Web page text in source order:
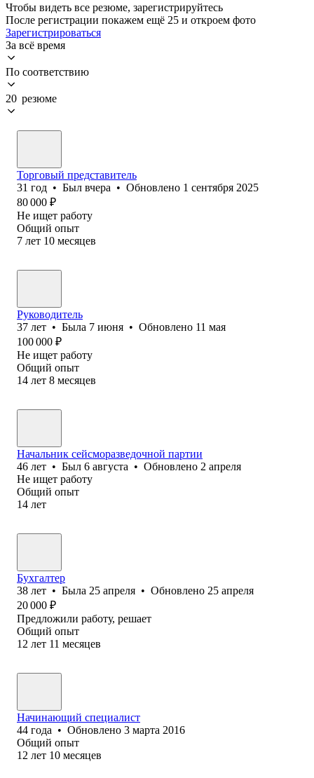
Чтобы видеть все резюме, зарегистрируйтесь
После регистрации покажем ещё 25 и откроем фото
Зарегистрироваться
За всё время
По соответствию
20 резюме
Торговый представитель
31 год • Был вчера • Обновлено 1 сентября 2025
80 000 ₽
Не ищет работу
Общий опыт
7 лет 10 месяцев
Руководитель
37 лет • Была 7 июня • Обновлено 11 мая
100 000 ₽
Не ищет работу
Общий опыт
14 лет 8 месяцев
Начальник сейсморазведочной партии
46 лет • Был 6 августа • Обновлено 2 апреля
Не ищет работу
Общий опыт
14 лет
Бухгалтер
38 лет • Была 25 апреля • Обновлено 25 апреля
20 000 ₽
Предложили работу, решает
Общий опыт
12 лет 11 месяцев
Начинающий специалист
44 года • Обновлено 3 марта 2016
Общий опыт
12 лет 10 месяцев